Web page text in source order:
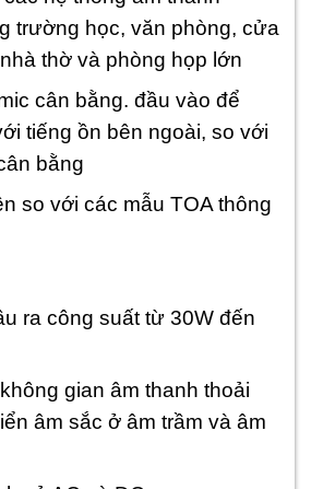
trường học, văn phòng, cửa
thờ và phòng họp lớn
cân bằng. đầu vào để
tiếng ồn bên ngoài, so với
bằng
so với các mẫu TOA thông
ra công suất từ 30W đến
gian âm thanh thoải
âm sắc ở âm trầm và âm